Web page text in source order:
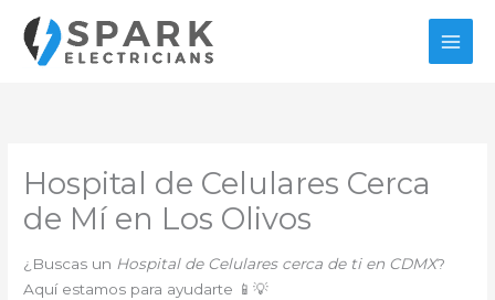
contenido
Hospital de Celulares Cerca
de Mí en Los Olivos
¿Buscas un Hospital de Celulares cerca de ti en CDMX?
Aquí estamos para ayudarte 📱💡